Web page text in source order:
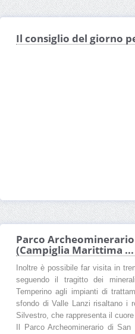
Il consiglio del giorno
Parco
(Campiglia Marittima ...
Inoltre è possibile far visita in
seguendo il tragitto dei
Temperino agli impianti di
sfondo di Valle Lanzi risaltano i
Silvestro, che rappresenta il
Il Parco Archeominerario di